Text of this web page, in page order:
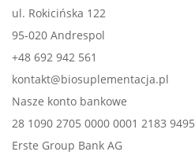
ul. Rokicińska 122
95-020 Andrespol
+48 692 942 561
kontakt@biosuplementacja.pl
Nasze konto bankowe
28 1090 2705 0000 0001 2183 9495
Erste Group Bank AG